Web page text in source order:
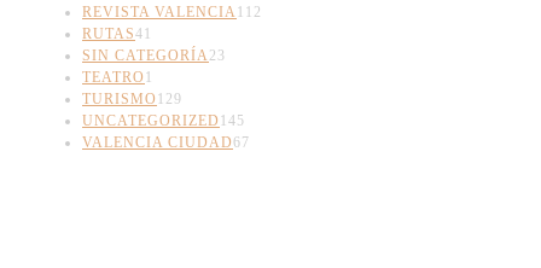
REVISTA VALENCIA112
RUTAS41
SIN CATEGORÍA23
TEATRO 1
TURISMO 129
UNCATEGORIZED 145
VALENCIA CIUDAD67